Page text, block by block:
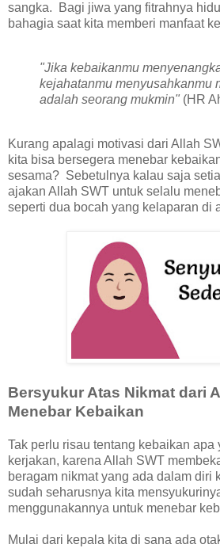
sangka. Bagi jiwa yang fitrahnya
bahagia saat kita memberi manfaat
"Jika kebaikanmu
kejahatanmu menyusahkanmu
adalah seorang mukmin" (HR
Kurang apalagi motivasi dari Allah
kita bisa bersegera menebar
sesama? Sebetulnya kalau saja
ajakan Allah SWT untuk selalu
seperti dua bocah yang kelaparan di
Bersyukur Atas Nikmat dari
Menebar Kebaikan
Tak perlu risau tentang kebaikan apa
kerjakan, karena Allah SWT
beragam nikmat yang ada dalam diri
sudah seharusnya kita
menggunakannya untuk menebar
Mulai dari kepala kita di sana ada